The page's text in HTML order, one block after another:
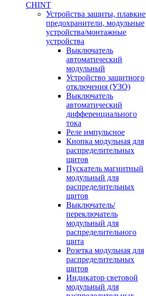
CHINT
Устройства защиты, плавкие
предохранители, модульные
устройства/монтажные
устройства
Выключатель
автоматический
модульный
Устройство защитного
отключения (УЗО)
Выключатель
автоматический
дифференциального
тока
Реле импульсное
Кнопка модульная для
распределительных
щитов
Пускатель магнитный
модульный для
распределительных
щитов
Выключатель/
переключатель
модульный для
распределительного
щита
Розетка модульная для
распределительных
щитов
Индикатор световой
модульный для